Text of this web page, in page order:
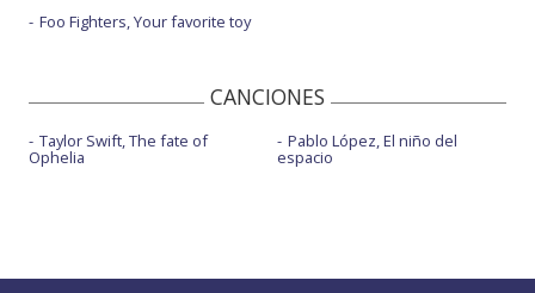
Foo Fighters, Your favorite toy
CANCIONES
Taylor Swift, The fate of
Ophelia
Pablo López, El niño del
espacio